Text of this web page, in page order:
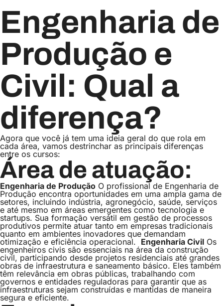
Engenharia de
Produção e
Civil: Qual a
diferença?
Agora que você já tem uma ideia geral do que rola em
cada área, vamos destrinchar as principais diferenças
entre os cursos:
Área de atuação:
Engenharia de Produção O profissional de Engenharia de
Produção encontra oportunidades em uma ampla gama de
setores, incluindo indústria, agronegócio, saúde, serviços
e até mesmo em áreas emergentes como tecnologia e
startups. Sua formação versátil em gestão de processos
produtivos permite atuar tanto em empresas tradicionais
quanto em ambientes inovadores que demandam
otimização e eficiência operacional. Engenharia Civil Os
engenheiros civis são essenciais na área da construção
civil, participando desde projetos residenciais até grandes
obras de infraestrutura e saneamento básico. Eles também
têm relevância em obras públicas, trabalhando com
governos e entidades reguladoras para garantir que as
infraestruturas sejam construídas e mantidas de maneira
segura e eficiente.